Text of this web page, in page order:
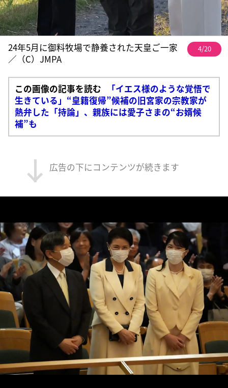
24年5月に御料牧場で静養された天皇ご一家
／（C）JMPA
4/20
この画像の記事を読む
「イエス様のような覚悟で
生きている」“皇籍復帰”候補の旧宮家の宗教家が
熱弁した「持論」、親族には愛子さまの“お婿候
補”も
広告の下にコンテンツが続きます